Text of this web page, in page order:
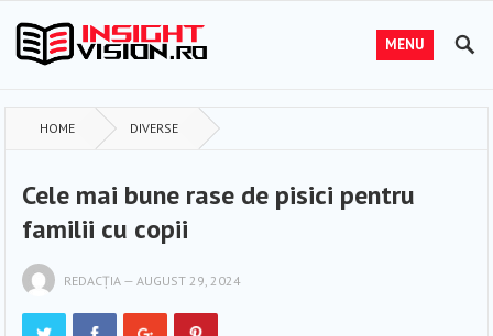
MENU
HOME DIVERSE
Cele mai bune rase de pisici pentru
familii cu copii
REDACȚIA —AUGUST 29, 2024